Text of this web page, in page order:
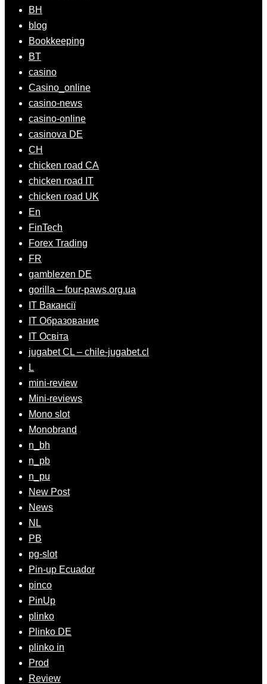
BH
blog
Bookkeeping
BT
casino
Casino_online
casino-news
casino-online
casinova DE
CH
chicken road CA
chicken road IT
chicken road UK
En
FinTech
Forex Trading
FR
gamblezen DE
gorilla – four-paws.org.ua
IT Вакансії
IT Образование
IT Освіта
jugabet CL – chile-jugabet.cl
L
mini-review
Mini-reviews
Mono slot
Monobrand
n_bh
n_pb
n_pu
New Post
News
NL
PB
pg-slot
Pin-up Ecuador
pinco
PinUp
plinko
Plinko DE
plinko in
Prod
Review